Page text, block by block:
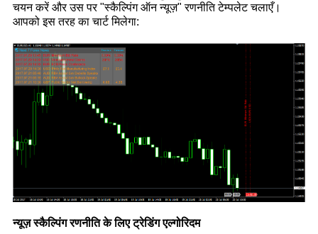
चयन करें और उस पर "स्कैल्पिंग ऑन न्यूज़" रणनीति टेम्पलेट चलाएँ।
आपको इस तरह का चार्ट मिलेगा:
न्यूज़ स्कैल्पिंग रणनीति के लिए ट्रेडिंग एल्गोरिदम